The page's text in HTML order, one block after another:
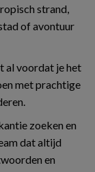
strand,
of avontuur
al voordat je het
met prachtige
zoeken en
dat altijd
en